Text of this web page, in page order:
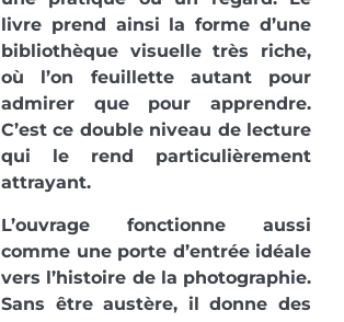
livre prend ainsi la forme d’une
bibliothèque visuelle très riche,
où l’on feuillette autant pour
admirer que pour apprendre.
C’est ce double niveau de lecture
qui le rend particulièrement
attrayant.
L’ouvrage fonctionne aussi
comme une porte d’entrée idéale
vers l’histoire de la photographie.
Sans être austère, il donne des